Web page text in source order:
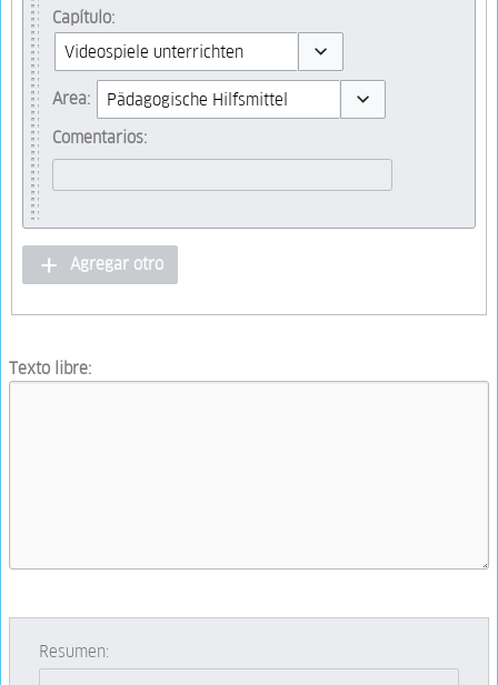
Capítulo:
Toggle options
Area:
Comentarios:
Agregar otro
Texto libre:
Resumen: